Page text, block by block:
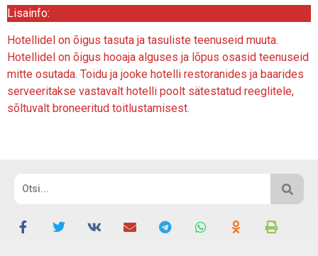
Lisainfo:
Hotellidel on õigus tasuta ja tasuliste teenuseid muuta.
Hotellidel on õigus hooaja alguses ja lõpus osasid teenuseid
mitte osutada. Toidu ja jooke hotelli restoranides ja baarides
serveeritakse vastavalt hotelli poolt sätestatud reeglitele,
sõltuvalt broneeritud toitlustamisest.